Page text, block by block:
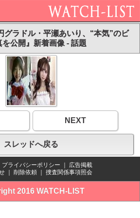
グラドル・平瀬あいり、“本気”のビ
公開』新着画像 - 話題
NEXT
スレッドへ戻る
プライバシーポリシー
広告掲載
削除依頼 捜査関係事項照会
2016 WATCH-LIST